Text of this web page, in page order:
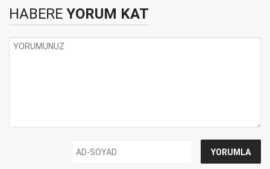
HABERE YORUM KAT